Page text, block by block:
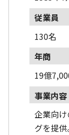
従業員
130名
年商
19億
事業内容
企業向
グを提